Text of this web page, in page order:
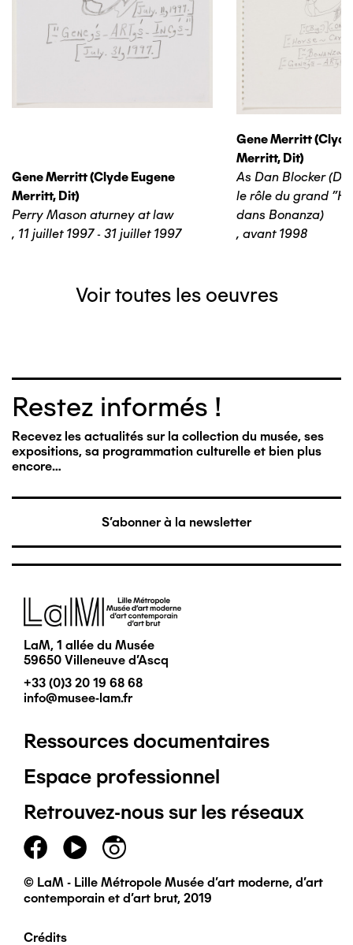
Gene Merritt (clyde Eugene
Merritt, Dit)
Perry Mason aturney at law
, 11 juillet 1997 - 31 juillet 1997
Gene Merritt
Merritt, Dit)
As Dan Blocker
le rôle du grand
dans Bonanza)
, avant 1998
Voir toutes les oeuvres
Restez informés !
Recevez les actualités sur la collection du musée, ses
expositions, sa programmation culturelle et bien plus
encore…
S'abonner à la newsletter
Image
LaM, 1 allée du Musée
59650 Villeneuve d'Ascq
+33 (0)3 20 19 68 68
info@musee-lam.fr
Pied
de
page
principal
Ressources documentaires
Espace professionnel
Retrouvez-nous sur les réseaux
© LaM - Lille Métropole Musée d'art moderne, d'art
contemporain et d'art brut, 2019
Crédits